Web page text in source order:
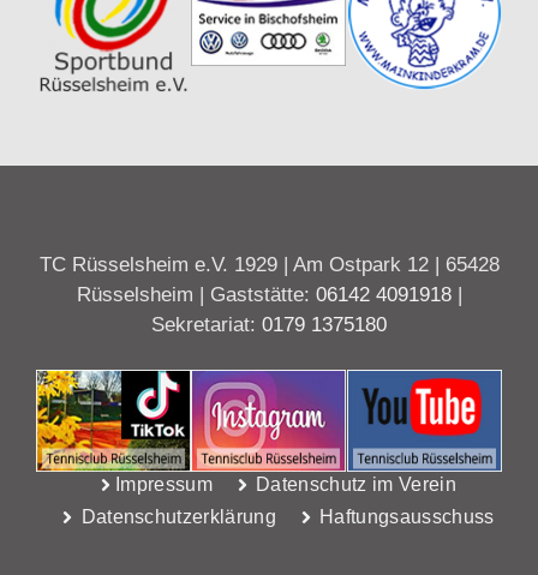
TC Rüsselsheim e.V. 1929 | Am Ostpark 12 | 65428
Rüsselsheim | Gaststätte: 06142 4091918|
Sekretariat: 0179 1375180
Impressum
Datenschutz im Verein
Datenschutzerklärung
Haftungsausschuss